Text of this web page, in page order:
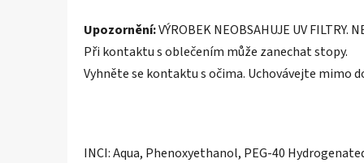
Upozornění:VÝROBEK NEOBSAHUJE UV FILTRY.
Při kontaktu s oblečením může zanechat stopy.
Vyhněte se kontaktu s očima. Uchovávejte mimo
INCI: Aqua, Phenoxyethanol, PEG-40